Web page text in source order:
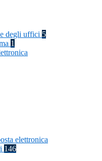
degli uffici 5
1
elettronica
146